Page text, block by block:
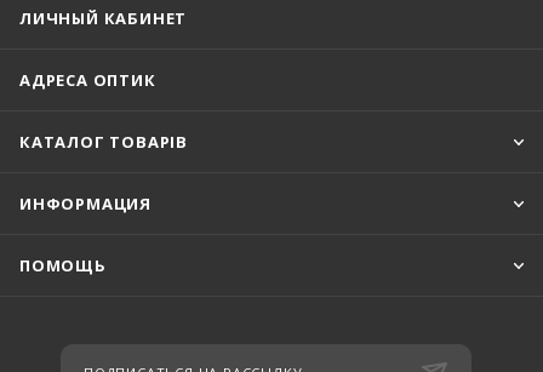
ЛИЧНЫЙ КАБИНЕТ
АДРЕСА ОПТИК
КАТАЛОГ ТОВАРІВ
ИНФОРМАЦИЯ
ПОМОЩЬ